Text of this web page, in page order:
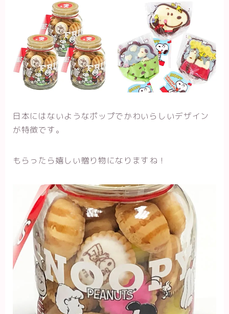
日本にはないようなポップでかわいらしいデザイン
が特徴です。
もらったら嬉しい贈り物になりますね！